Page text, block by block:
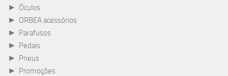
► Óculos
► ORBEA acessórios
► Parafusos
► Pedais
► Pneus
► Promoções